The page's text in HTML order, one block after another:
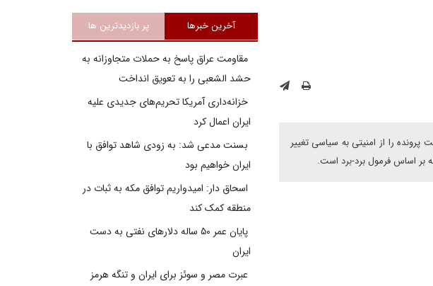
را از امنیتی به سیاسی تغییر
بر اساس فرمول برد-برد است.
آخرین خبرها پر بازدیدترین ها
مقاومت عراق پاسخ به حملات متجاوزانه به
حشد الشعبی را به تعویق انداخت
خزانه‌داری آمریکا تحریم‌های جدیدی علیه
ایران اعمال کرد
بسنت مدعی شد: به زودی شاهد توافق با
ایران خواهیم بود
اسحاق دار: امیدواریم توافق مکه به ثبات در
منطقه کمک کند
پایان عمر ۵۰ ساله دلارهای نفتی به دست
ایران
عبرت مصر و سوئز برای ایران و تنگه هرمز